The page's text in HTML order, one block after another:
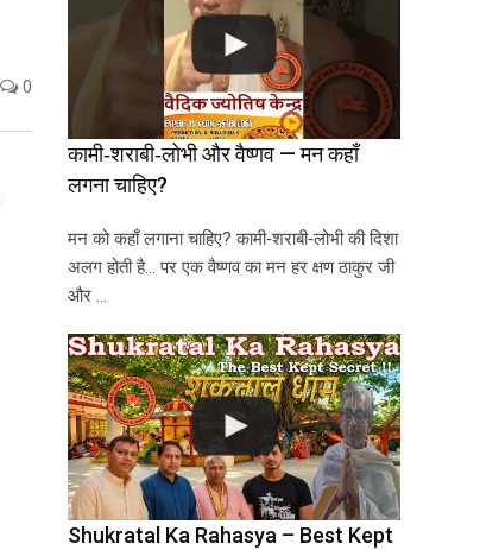
0
कामी‑शराबी‑लोभी और वैष्णव — मन कहाँ
लगना चाहिए?
मन को कहाँ लगाना चाहिए? कामी‑शराबी‑लोभी की दिशा
अलग होती है… पर एक वैष्णव का मन हर क्षण ठाकुर जी
और …
Shukratal Ka Rahasya – Best Kept